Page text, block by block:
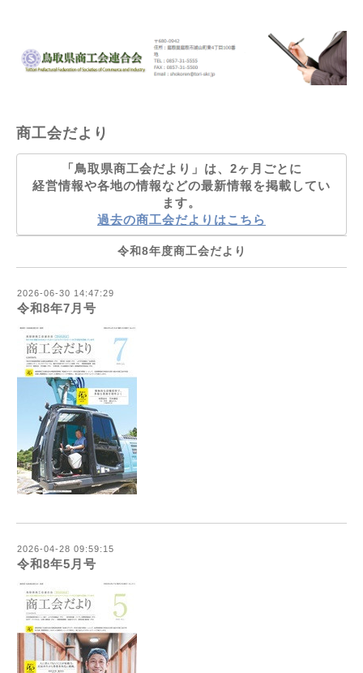
商工会だより
「鳥取県商工会だより」は、2ヶ月ごとに
経営情報や各地の情報などの最新情報を掲載してい
ます。
過去の商工会だよりはこちら
令和8年度商工会だより
2026-06-30 14:47:29
令和8年7月号
2026-04-28 09:59:15
令和8年5月号